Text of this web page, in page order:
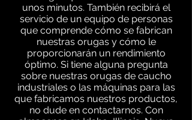
unos minutos. También recibirá el
servicio de un equipo de personas
que comprende cómo se fabrican
nuestras orugas y cómo le
proporcionarán un rendimiento
óptimo. Si tiene alguna pregunta
sobre nuestras orugas de caucho
industriales o las máquinas para las
que fabricamos nuestros productos,
no dude en contactarnos. Con